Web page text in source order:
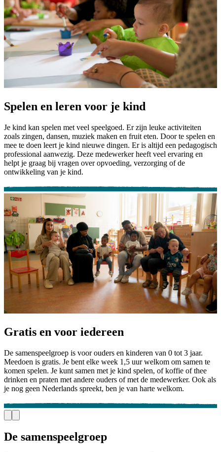
Spelen en leren voor je kind
Je kind kan spelen met veel speelgoed. Er zijn leuke activiteiten
zoals zingen, dansen, muziek maken en fruit eten. Door te spelen en
mee te doen leert je kind nieuwe dingen. Er is altijd een pedagogisch
professional aanwezig. Deze medewerker heeft veel ervaring en
helpt je graag bij vragen over opvoeding, verzorging of de
ontwikkeling van je kind.
Gratis en voor iedereen
De samenspeelgroep is voor ouders en kinderen van 0 tot 3 jaar.
Meedoen is gratis. Je bent elke week 1,5 uur welkom om samen te
komen spelen. Je kunt samen met je kind spelen, of koffie of thee
drinken en praten met andere ouders of met de medewerker. Ook als
je nog geen Nederlands spreekt, ben je van harte welkom.
De samenspeelgroep